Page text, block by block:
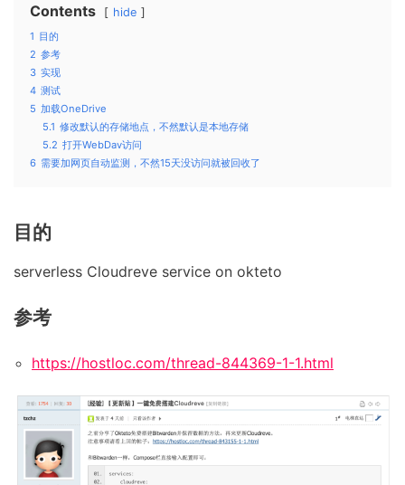
Contents hide
1 目的
2 参考
3 实现
4 测试
5 加载OneDrive
5.1 修改默认的存储地点，不然默认是本地存储
5.2 打开WebDav访问
6 需要加网页自动监测，不然15天没访问就被回收了
目的
serverless Cloudreve service on okteto
参考
https://hostloc.com/thread-844369-1-1.html